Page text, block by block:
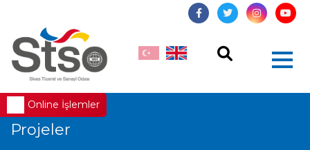
Online İşlemler
Projeler